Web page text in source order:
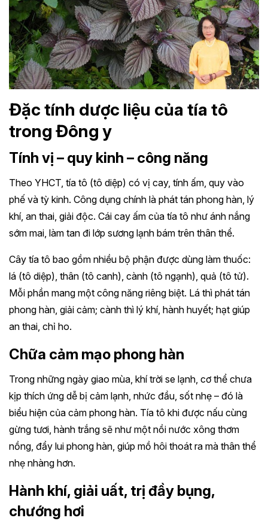
Đặc tính dược liệu của tía tô
trong Đông y
Tính vị – quy kinh – công năng
Theo YHCT, tía tô (tô diệp) có vị cay, tính ấm, quy vào
phế và tỳ kinh. Công dụng chính là phát tán phong hàn, lý
khí, an thai, giải độc. Cái cay ấm của tía tô như ánh nắng
sớm mai, làm tan đi lớp sương lạnh bám trên thân thể.
Cây tía tô bao gồm nhiều bộ phận được dùng làm thuốc:
lá (tô diệp), thân (tô canh), cành (tô ngạnh), quả (tô tử).
Mỗi phần mang một công năng riêng biệt. Lá thì phát tán
phong hàn, giải cảm; cành thì lý khí, hành huyết; hạt giúp
an thai, chỉ ho.
Chữa cảm mạo phong hàn
Trong những ngày giao mùa, khí trời se lạnh, cơ thể chưa
kịp thích ứng dễ bị cảm lạnh, nhức đầu, sốt nhẹ – đó là
biểu hiện của cảm phong hàn. Tía tô khi được nấu cùng
gừng tươi, hành trắng sẽ như một nồi nước xông thơm
nồng, đẩy lui phong hàn, giúp mồ hôi thoát ra mà thân thể
nhẹ nhàng hơn.
Hành khí, giải uất, trị đầy bụng,
chướng hơi